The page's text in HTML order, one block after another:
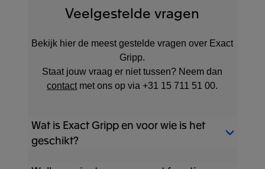
Veelgestelde vragen
Bekijk hier de meest gestelde vragen over Exact
Gripp.
Staat jouw vraag er niet tussen? Neem dan
contactmet ons op via +31 15 711 51 00.
Wat is Exact Gripp en voor wie is het
geschikt?